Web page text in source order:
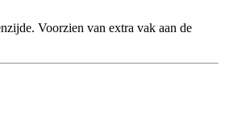
Voorzien van extra vak aan de